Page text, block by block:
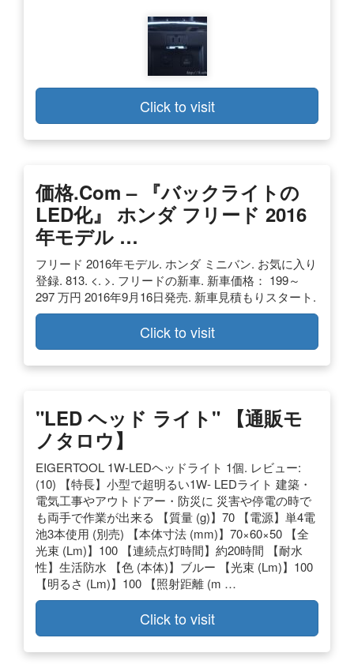
Click to visit
価格.com – 『バックライトの
LED化』 ホンダ フリード 2016
年モデル …
フリード 2016年モデル. ホンダ ミニバン. お気に入り
登録. 813. <. >. フリードの新車. 新車価格： 199～
297 万円 2016年9月16日発売. 新車見積もりスタート.
Click to visit
"LED ヘッド ライト" 【通販モ
ノタロウ】
EIGERTOOL 1W-LEDヘッドライト 1個. レビュー:
(10) 【特長】小型で超明るい1W- LEDライト 建築・
電気工事やアウトドアー・防災に 災害や停電の時で
も両手で作業が出来る 【質量 (g)】70 【電源】単4電
池3本使用 (別売) 【本体寸法 (mm)】70×60×50 【全
光束 (Lm)】100 【連続点灯時間】約20時間 【耐水
性】生活防水 【色 (本体)】ブルー 【光束 (Lm)】100
【明るさ (Lm)】100 【照射距離 (m …
Click to visit